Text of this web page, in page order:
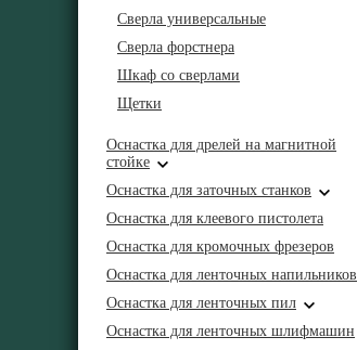
Сверла универсальные
Сверла форстнера
Шкаф со сверлами
Щетки
Оснастка для дрелей на магнитной
стойке
Оснастка для заточных станков
Оснастка для клеевого пистолета
Оснастка для кромочных фрезеров
Оснастка для ленточных напильников
Оснастка для ленточных пил
Оснастка для ленточных шлифмашин